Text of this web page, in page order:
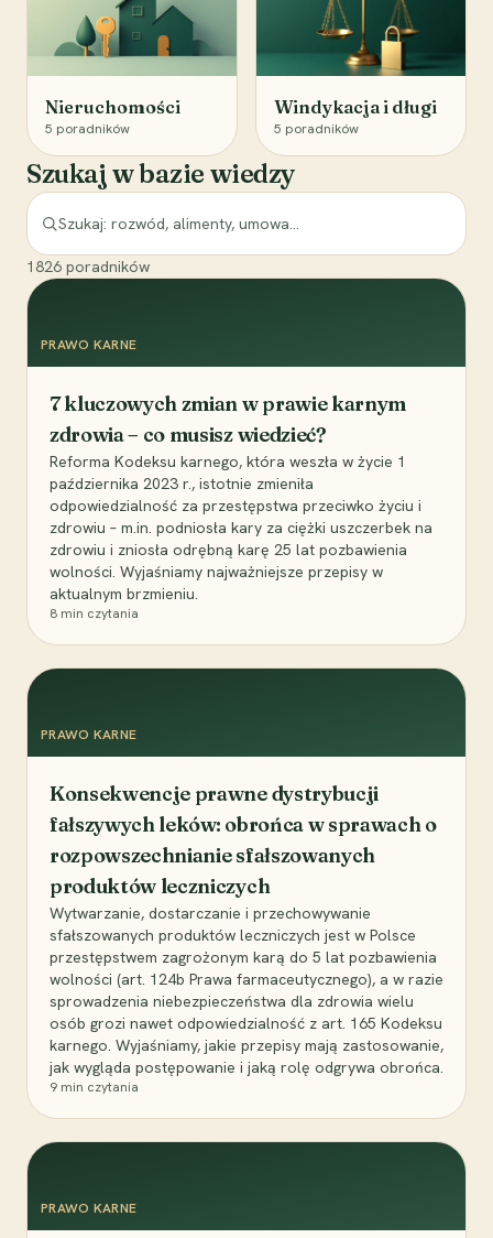
Nieruchomości
5 poradników
Windykacja i długi
5 poradników
Szukaj w bazie wiedzy
1826 poradników
PRAWO KARNE
7 kluczowych zmian w prawie karnym
zdrowia – co musisz wiedzieć?
Reforma Kodeksu karnego, która weszła w życie 1
października 2023 r., istotnie zmieniła
odpowiedzialność za przestępstwa przeciwko życiu i
zdrowiu – m.in. podniosła kary za ciężki uszczerbek na
zdrowiu i zniosła odrębną karę 25 lat pozbawienia
wolności. Wyjaśniamy najważniejsze przepisy w
aktualnym brzmieniu.
8 min czytania
PRAWO KARNE
Konsekwencje prawne dystrybucji
fałszywych leków: obrońca w sprawach o
rozpowszechnianie sfałszowanych
produktów leczniczych
Wytwarzanie, dostarczanie i przechowywanie
sfałszowanych produktów leczniczych jest w Polsce
przestępstwem zagrożonym karą do 5 lat pozbawienia
wolności (art. 124b Prawa farmaceutycznego), a w razie
sprowadzenia niebezpieczeństwa dla zdrowia wielu
osób grozi nawet odpowiedzialność z art. 165 Kodeksu
karnego. Wyjaśniamy, jakie przepisy mają zastosowanie,
jak wygląda postępowanie i jaką rolę odgrywa obrońca.
9 min czytania
PRAWO KARNE